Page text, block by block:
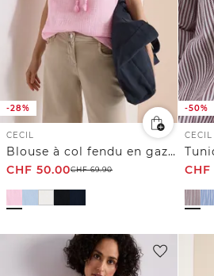
-28%
CECIL
Blouse à col fendu en gaze de coton
CHF 50.00CHF69.90
-50%
CECIL
CHF